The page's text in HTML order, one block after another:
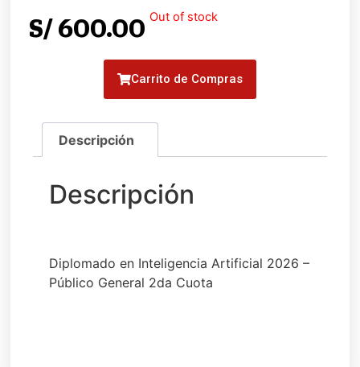
S/ 600.00 Out of stock
Carrito de Compras
Diplomado en Inteligencia Artificial 2026 –
Público General 2da Cuota